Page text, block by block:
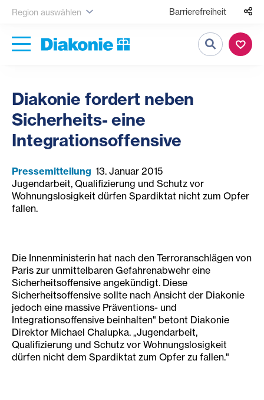
Region auswählen Barrierefreiheit
Suche
Diakonie fordert neben
Sicherheits- eine
Integrationsoffensive
Pressemitteilung 13. Januar 2015
Jugendarbeit, Qualifizierung und Schutz vor
Wohnungslosigkeit dürfen Spardiktat nicht zum Opfer
fallen.
Die Innenministerin hat nach den Terroranschlägen von
Paris zur unmittelbaren Gefahrenabwehr eine
Sicherheitsoffensive angekündigt. Diese
Sicherheitsoffensive sollte nach Ansicht der Diakonie
jedoch eine massive Präventions- und
Integrationsoffensive beinhalten" betont Diakonie
Direktor Michael Chalupka. „Jugendarbeit,
Qualifizierung und Schutz vor Wohnungslosigkeit
dürfen nicht dem Spardiktat zum Opfer zu fallen."